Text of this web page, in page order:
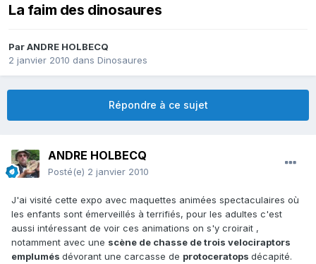
La faim des dinosaures
ParANDRE HOLBECQ
2 janvier 2010 dans Dinosaures
Répondre à ce sujet
ANDRE HOLBECQ
Posté(e) 2 janvier 2010
J'ai visité cette expo avec maquettes animées spectaculaires où
les enfants sont émerveillés à terrifiés, pour les adultes c'est
aussi intéressant de voir ces animations on s'y croirait ,
notamment avec une scène de chasse de trois velociraptors
emplumés dévorant une carcasse de protoceratops décapité.